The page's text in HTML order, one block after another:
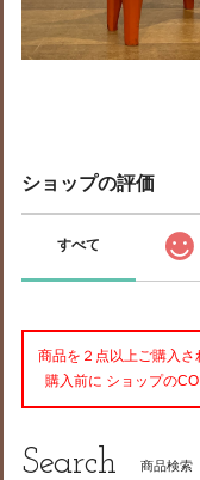
ショップの評価
すべて
商品を２点以上ご購入
購入前に ショップの
Search 商品検索